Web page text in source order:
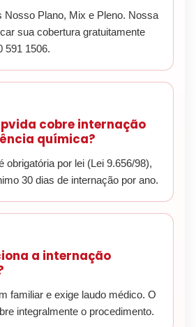
Nosso Plano, Mix e Pleno. Nossa
sua cobertura gratuitamente
591 1506.
cobre internação
química?
obrigatória por lei (Lei 9.656/98),
30 dias de internação por ano.
a internação
familiar e exige laudo médico. O
integralmente o procedimento.